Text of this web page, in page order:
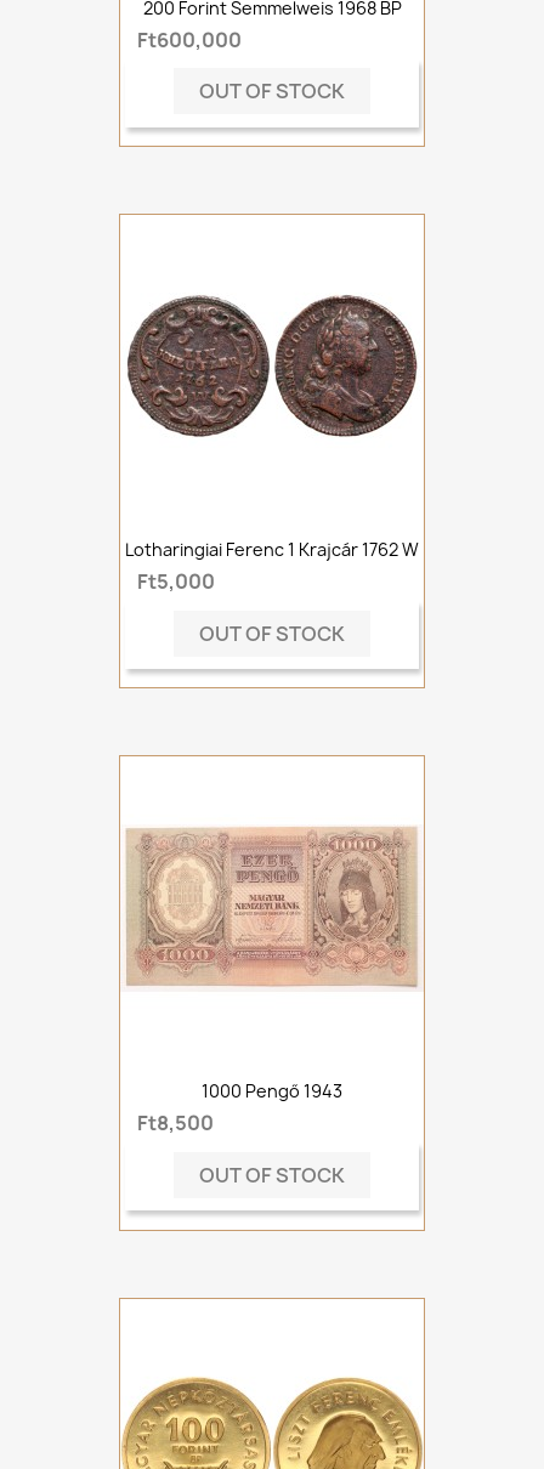
200 Forint Semmelweis 1968 BP
Ft600,000
OUT OF STOCK
Lotharingiai Ferenc 1 Krajcár 1762 W
Ft5,000
OUT OF STOCK
1000 Pengő 1943
Ft8,500
OUT OF STOCK